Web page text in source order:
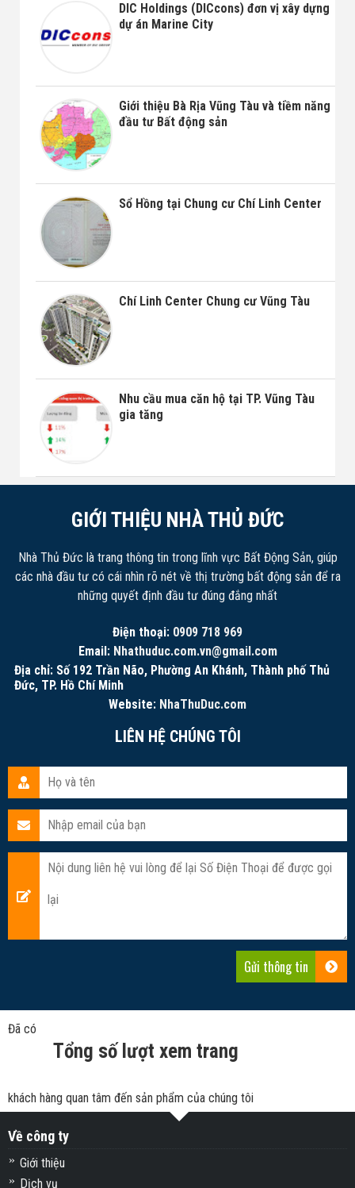
DIC Holdings (DICcons) đơn vị xây dựng
dự án Marine City
Giới thiệu Bà Rịa Vũng Tàu và tiềm năng
đầu tư Bất động sản
Sổ Hồng tại Chung cư Chí Linh Center
Chí Linh Center Chung cư Vũng Tàu
Nhu cầu mua căn hộ tại TP. Vũng Tàu
gia tăng
GIỚI THIỆU NHÀ THỦ ĐỨC
Nhà Thủ Đức là trang thông tin trong lĩnh vực Bất Động Sản, giúp
các nhà đầu tư có cái nhìn rõ nét về thị trường bất động sản để ra
những quyết định đầu tư đúng đắng nhất
Điện thoại: 0909 718 969
Email: Nhathuduc.com.vn@gmail.com
Địa chỉ: Số 192 Trần Não, Phường An Khánh, Thành phố Thủ
Đức, TP. Hồ Chí Minh
Website: NhaThuDuc.com
LIÊN HỆ CHÚNG TÔI
Đã có
Tổng số lượt xem trang
khách hàng quan tâm đến sản phẩm của chúng tôi
Về công ty
Giới thiệu
Dịch vụ